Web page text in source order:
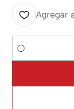
Agregar
Cantidad